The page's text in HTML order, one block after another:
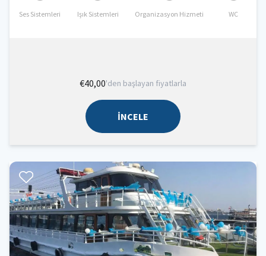
Ses Sistemleri Işık Sistemleri Organizasyon Hizmeti WC
€40,00'den başlayan fiyatlarla
İNCELE